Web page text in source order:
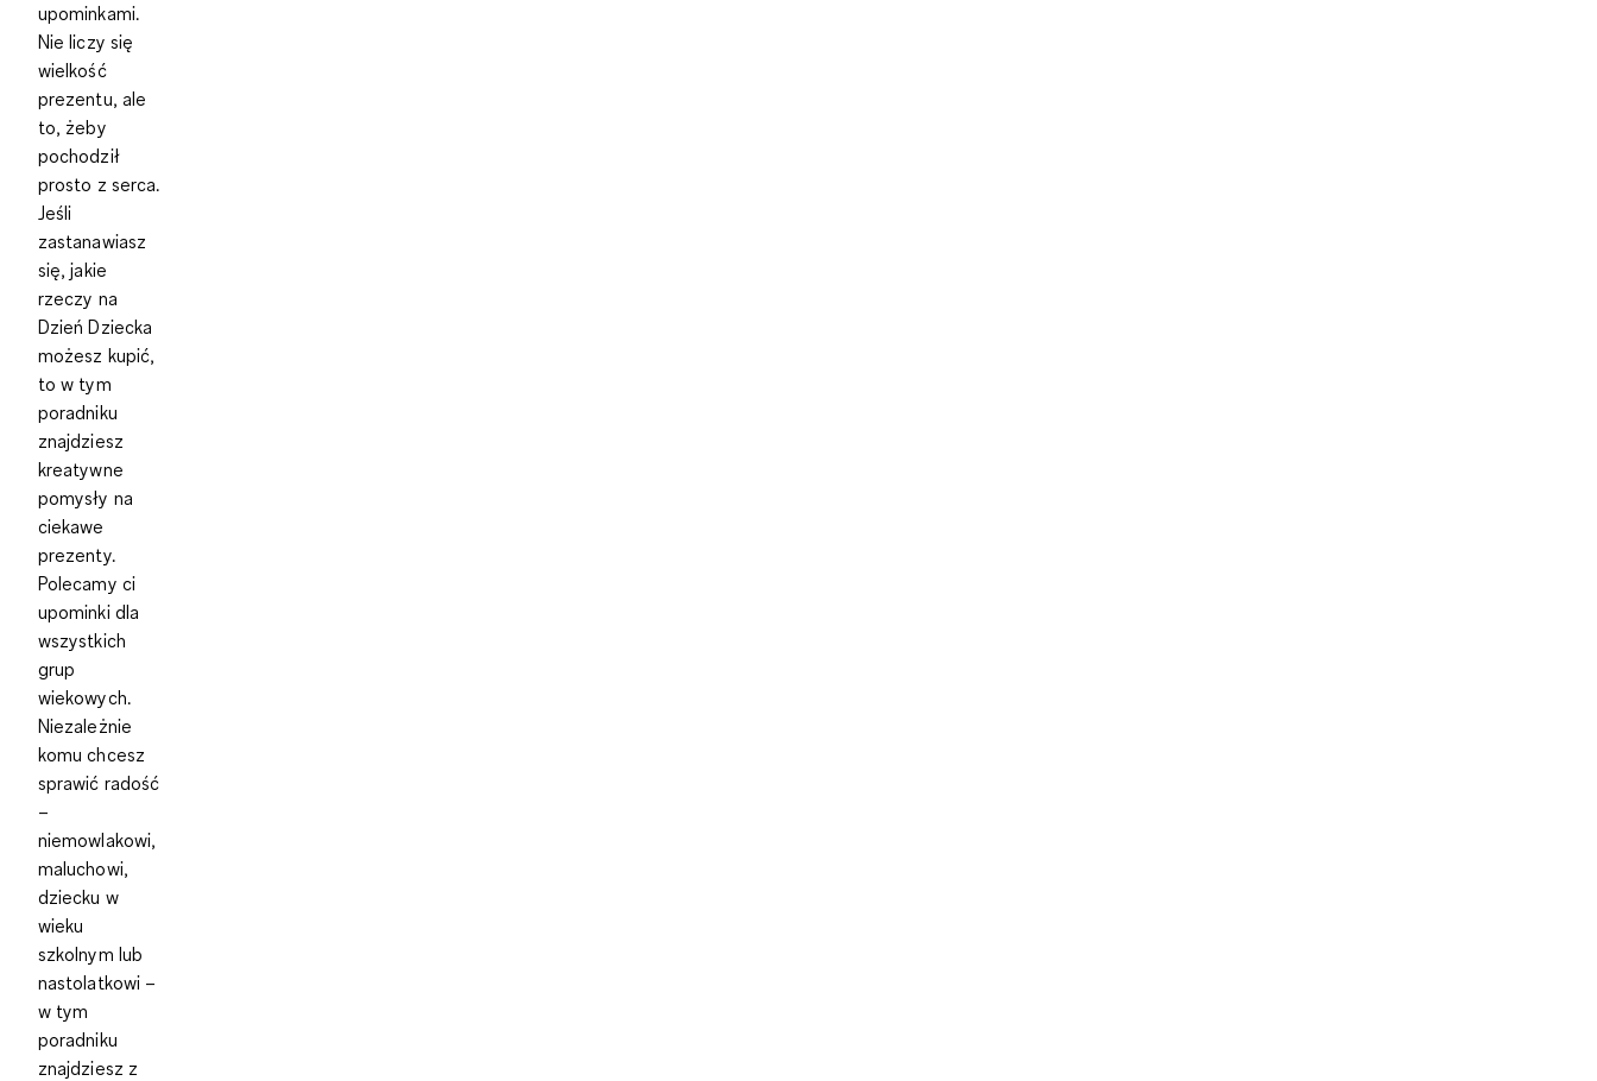
upominkami.
Nie liczy się
wielkość
prezentu, ale
to, żeby
pochodził
prosto z serca.
Jeśli
zastanawiasz
się, jakie
rzeczy na
Dzień Dziecka
możesz kupić,
to w tym
poradniku
znajdziesz
kreatywne
pomysły na
ciekawe
prezenty.
Polecamy ci
upominki dla
wszystkich
grup
wiekowych.
Niezależnie
komu chcesz
sprawić radość
–
niemowlakowi,
maluchowi,
dziecku w
wieku
szkolnym lub
nastolatkowi –
w tym
poradniku
znajdziesz z